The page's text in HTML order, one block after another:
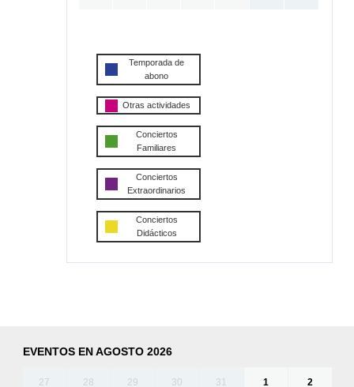
Temporada de
abono
Otras actividades
Conciertos
Familiares
Conciertos
Extraordinarios
Conciertos
Didácticos
EVENTOS EN AGOSTO 2026
27 28 29 30 31 1 2